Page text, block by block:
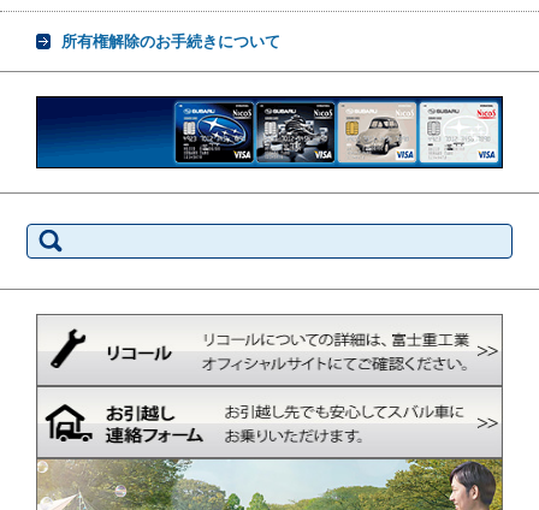
所有権解除のお手続きについて
索: